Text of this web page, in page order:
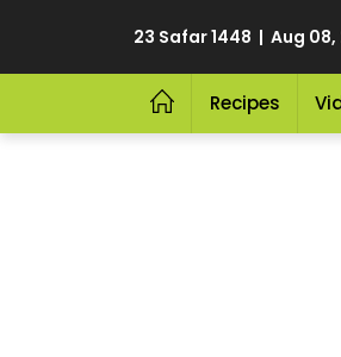
23 Safar 1448 | Aug 08,
Recipes